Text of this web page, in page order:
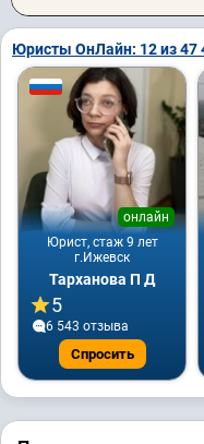
Юристы ОнЛайн: 12 из 47
Юрист, стаж 9 лет
онлайн
г.Ижевск
Тарханова П Д
5
6 543 отзывa
Спросить